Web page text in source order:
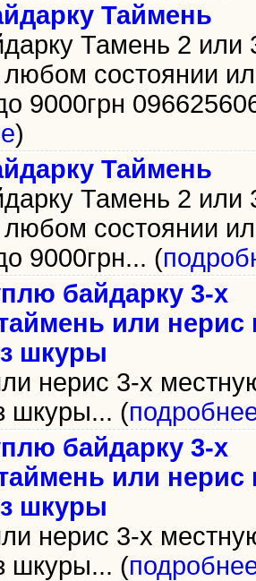
Таймень
Тамень 2 или
любом состоянии
9000грн
)
Таймень
Тамень 2 или
любом состоянии
9000грн... (
байдарку 3-х
или нерис
шкуры
нерис 3-х
шкуры... (
байдарку 3-х
или нерис
шкуры
нерис 3-х
шкуры... (